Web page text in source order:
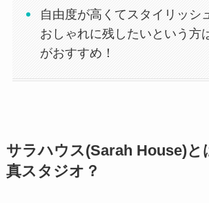
自由度が高くてスタイリッシ
おしゃれに残したいという方
がおすすめ！
サラハウス(Sarah House)と
真スタジオ？